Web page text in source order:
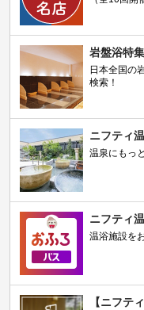
岩盤浴特集
日本全国の
検索！
ニフティ
温泉にもっ
ニフティ
温浴施設を
【ニフテ